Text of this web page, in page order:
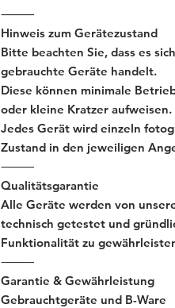
⸻
Hinweis zum Gerätezustand
Bitte beachten Sie, dass es
gebrauchte Geräte handelt.
Diese können minimale
oder kleine Kratzer aufweisen.
Jedes Gerät wird einzeln
Zustand in den jeweiligen
⸻
Qualitätsgarantie
Alle Geräte werden von
technisch getestet und
Funktionalität zu
⸻
Garantie & Gewährleistung
Gebrauchtgeräte und B-Ware